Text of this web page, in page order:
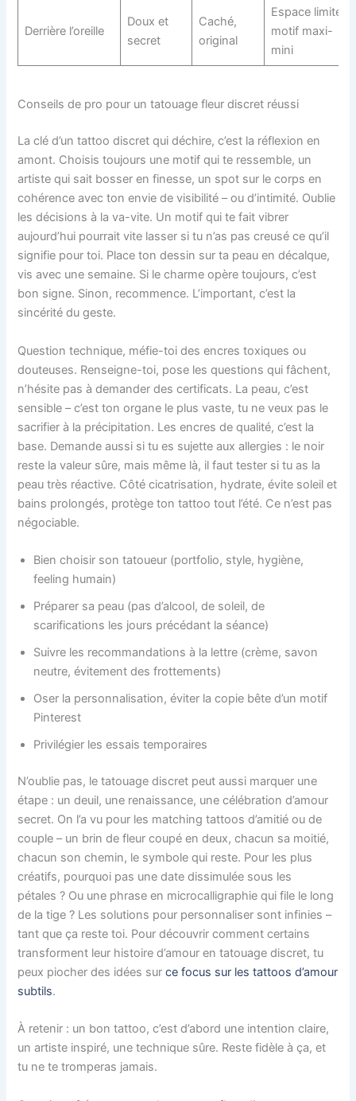
Derrière l’oreille
Doux et
secret
Caché,
original
Espace limité,
motif maxi-
mini
Conseils de pro pour un tatouage fleur discret réussi
La clé d’un tattoo discret qui déchire, c’est la réflexion en
amont. Choisis toujours une motif qui te ressemble, un
artiste qui sait bosser en finesse, un spot sur le corps en
cohérence avec ton envie de visibilité – ou d’intimité. Oublie
les décisions à la va-vite. Un motif qui te fait vibrer
aujourd’hui pourrait vite lasser si tu n’as pas creusé ce qu’il
signifie pour toi. Place ton dessin sur ta peau en décalque,
vis avec une semaine. Si le charme opère toujours, c’est
bon signe. Sinon, recommence. L’important, c’est la
sincérité du geste.
Question technique, méfie-toi des encres toxiques ou
douteuses. Renseigne-toi, pose les questions qui fâchent,
n’hésite pas à demander des certificats. La peau, c’est
sensible – c’est ton organe le plus vaste, tu ne veux pas le
sacrifier à la précipitation. Les encres de qualité, c’est la
base. Demande aussi si tu es sujette aux allergies : le noir
reste la valeur sûre, mais même là, il faut tester si tu as la
peau très réactive. Côté cicatrisation, hydrate, évite soleil et
bains prolongés, protège ton tattoo tout l’été. Ce n’est pas
négociable.
Bien choisir son tatoueur (portfolio, style, hygiène,
feeling humain)
Préparer sa peau (pas d’alcool, de soleil, de
scarifications les jours précédant la séance)
Suivre les recommandations à la lettre (crème, savon
neutre, évitement des frottements)
Oser la personnalisation, éviter la copie bête d’un motif
Pinterest
Privilégier les essais temporaires
N’oublie pas, le tatouage discret peut aussi marquer une
étape : un deuil, une renaissance, une célébration d’amour
secret. On l’a vu pour les matching tattoos d’amitié ou de
couple – un brin de fleur coupé en deux, chacun sa moitié,
chacun son chemin, le symbole qui reste. Pour les plus
créatifs, pourquoi pas une date dissimulée sous les
pétales ? Ou une phrase en microcalligraphie qui file le long
de la tige ? Les solutions pour personnaliser sont infinies –
tant que ça reste toi. Pour découvrir comment certains
transforment leur histoire d’amour en tatouage discret, tu
peux piocher des idées surce focus sur les tattoos d’amour
subtils.
À retenir : un bon tattoo, c’est d’abord une intention claire,
un artiste inspiré, une technique sûre. Reste fidèle à ça, et
tu ne te tromperas jamais.